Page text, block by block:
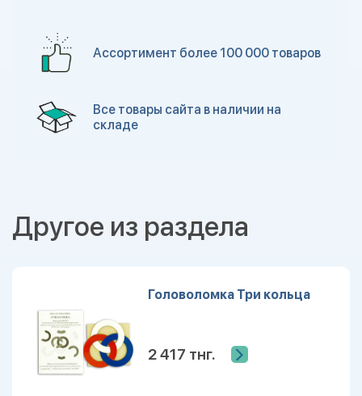
Ассортимент более 100 000 товаров
Все товары сайта в наличии на
складе
Другое из раздела
Головоломка Три кольца
2 417 тнг.